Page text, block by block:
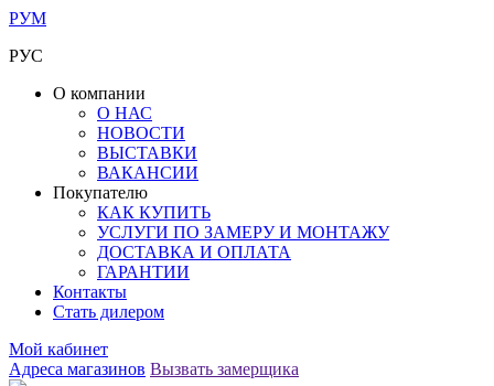
РУМ
РУС
О компании
О НАС
НОВОСТИ
ВЫСТАВКИ
ВАКАНСИИ
Покупателю
КАК КУПИТЬ
УСЛУГИ ПО ЗАМЕРУ И МОНТАЖУ
ДОСТАВКА И ОПЛАТА
ГАРАНТИИ
Контакты
Стать дилером
Мой кабинет
Адреса магазинов Вызвать замерщика